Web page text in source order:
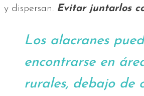
y dispersan. Evitar juntarlos
Los alacranes
encontrarse en
rurales, debajo de